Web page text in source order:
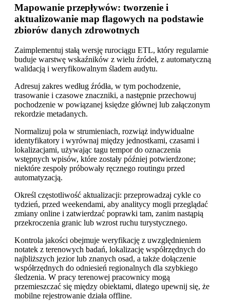
Mapowanie przepływów: tworzenie i
aktualizowanie map flagowych na podstawie
zbiorów danych zdrowotnych
Zaimplementuj stałą wersję rurociągu ETL, który regularnie
buduje warstwę wskaźników z wielu źródeł, z automatyczną
walidacją i weryfikowalnym śladem audytu.
Adresuj zakres według źródła, w tym pochodzenie,
trasowanie i czasowe znaczniki, a następnie przechowuj
pochodzenie w powiązanej księdze głównej lub załączonym
rekordzie metadanych.
Normalizuj pola w strumieniach, rozwiąż indywidualne
identyfikatory i wyrównaj między jednostkami, czasami i
lokalizacjami, używając tagu tempor do oznaczenia
wstępnych wpisów, które zostały później potwierdzone;
niektóre zespoły próbowały ręcznego routingu przed
automatyzacją.
Określ częstotliwość aktualizacji: przeprowadzaj cykle co
tydzień, przed weekendami, aby analitycy mogli przeglądać
zmiany online i zatwierdzać poprawki tam, zanim nastąpią
przekroczenia granic lub wzrost ruchu turystycznego.
Kontrola jakości obejmuje weryfikację z uwzględnieniem
notatek z terenowych badań, lokalizację współrzędnych do
najbliższych jezior lub znanych osad, a także dołączenie
współrzędnych do odniesień regionalnych dla szybkiego
śledzenia. W pracy terenowej pracownicy mogą
przemieszczać się między obiektami, dlatego upewnij się, że
mobilne rejestrowanie działa offline.